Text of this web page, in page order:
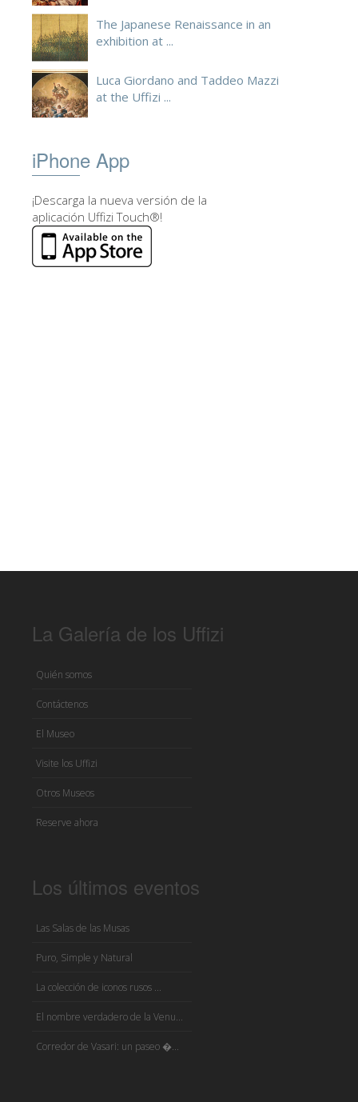
The Japanese Renaissance in an
exhibition at ...
Luca Giordano and Taddeo Mazzi
at the Uffizi ...
iPhone App
¡Descarga la nueva versión de la
aplicación Uffizi Touch®!
La Galería de los Uffizi
Quién somos
Contáctenos
El Museo
Visite los Uffizi
Otros Museos
Reserve ahora
Los últimos eventos
Las Salas de las Musas
Puro, Simple y Natural
La colección de iconos rusos ...
El nombre verdadero de la Venu...
Corredor de Vasari: un paseo �...